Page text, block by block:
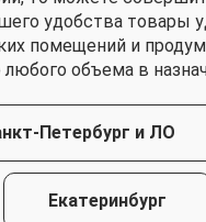
удобства товары
помещений и
объема в
Петербург и ЛО
Екатеринбург